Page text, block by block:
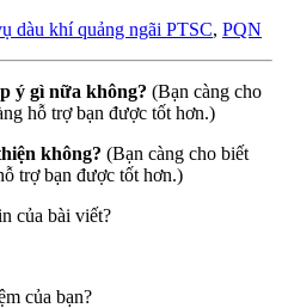
dàu khí quảng ngãi PTSC, PQN
ý gì nữa không? (Bạn càng cho
hỗ trợ bạn được tốt hơn.)
không? (Bạn càng cho biết
trợ bạn được tốt hơn.)
của bài viết?
của bạn?